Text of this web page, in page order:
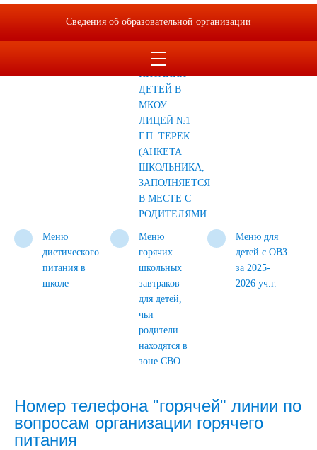
ЗА
ОРГАНИЗАЦИЕЙ
ГОРЯЧЕГО
ПИТАНИЯ
ДЕТЕЙ В
МКОУ
ЛИЦЕЙ №1
Г.П. ТЕРЕК
(АНКЕТА
ШКОЛЬНИКА,
ЗАПОЛНЯЕТСЯ
В МЕСТЕ С
РОДИТЕЛЯМИ
малообеспеченных
семей
Меню
диетического
питания в
школе
Меню
горячих
школьных
завтраков
для детей,
чьи
родители
находятся в
зоне СВО
Меню для
детей с ОВЗ
за 2025-
2026 уч.г.
Номер телефона "горячей" линии по
вопросам организации горячего
питания
Сведения об образовательной организации